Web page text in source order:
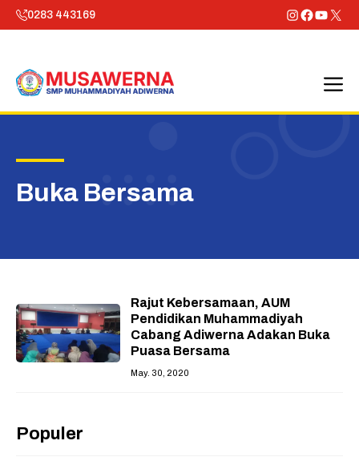
Skip
to
0283 443169 Instagram
X
Buka Bersama
Rajut Kebersamaan, AUM
Pendidikan Muhammadiyah
Cabang Adiwerna Adakan Buka
Puasa Bersama
May. 30, 2020
Populer